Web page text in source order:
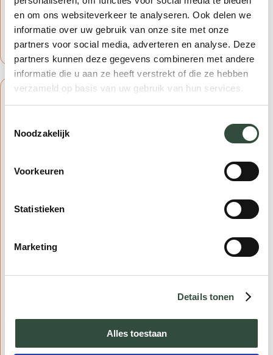
en om ons websiteverkeer te analyseren. Ook delen we
informatie over uw gebruik van onze site met onze
partners voor social media, adverteren en analyse. Deze
partners kunnen deze gegevens combineren met andere
informatie die u aan ze heeft verstrekt of die ze hebben
verzameld op basis van uw gebruik van hun services.
Noodzakelijk
Voorkeuren
Statistieken
Marketing
Details tonen
Alles toestaan
sessies uitgevoerd, met een continue vraag naar
herhaling en verdieping.
Behaalde resultaten
gedeelde besluitvormen
netwerkmodellen en -talen binnen
Evaluatiescores tussen 8,3 en 9,1 op
Structurele opname van samen beslissen
en gedragsverandering in leerdoelen van